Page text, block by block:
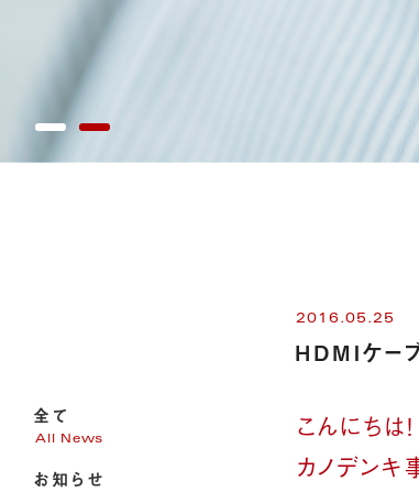
全て
All News
お知らせ
2016.05.25
HDMIケー
こんにちは！
カノデンキ